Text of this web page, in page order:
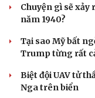
Chuyện gì sẽ
năm 1940?
Tại sao Mỹ bất
Trump từng rất
Biệt đội UAV tử
Nga trên biển